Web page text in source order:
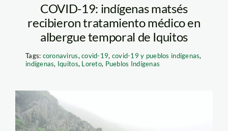
COVID-19: indígenas matsés
recibieron tratamiento médico en
albergue temporal de Iquitos
Tags: coronavirus,covid-19, covid-19 y pueblos indígenas,
indígenas, Iquitos, Loreto, Pueblos Indígenas
lomas-de-paraiso1—